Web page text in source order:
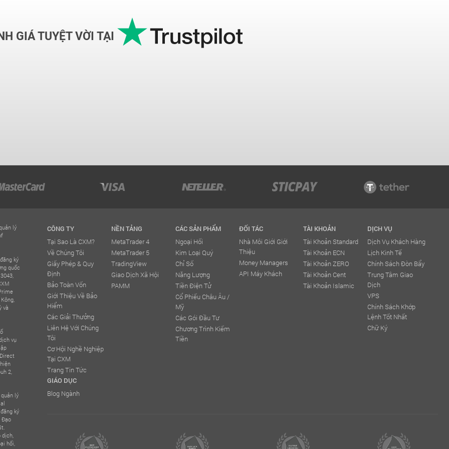
GIÁ TUYỆT VỜI TẠI
lý
ký
quốc
và
vụ
2,
lý
ký
Đạo
dịch,
hối,
CÔNG TY
Tại Sao Là CXM?
Về Chúng Tôi
Giấy Phép & Quy
Định
Bảo Toàn Vốn
Giới Thiệu Về Bảo
Hiểm
Các Giải Thưởng
Liên Hệ Với Chúng
Tôi
Cơ Hội Nghề Nghiệp
Tại CXM
Trang Tin Tức
NỀN TẢNG
MetaTrader 4
MetaTrader 5
TradingView
Giao Dịch Xã Hội
PAMM
CÁC SẢN PHẨM
Ngoại Hối
Kim Loại Quý
Chỉ Số
Năng Lượng
Tiền Điện Tử
Cổ Phiếu Châu Âu /
Mỹ
Các Gói Đầu Tư
Chương Trình Kiếm
Tiền
ĐỐI TÁC
Nhà Môi Giới Giới
Thiệu
Money Managers
API Máy Khách
TÀI KHOẢN
Tài Khoản Standard
Tài Khoản ECN
Tài Khoản ZERO
Tài Khoản Cent
Tài Khoản Islamic
DỊCH VỤ
Dịch Vụ Khách Hàng
Lịch Kinh Tế
Chính Sách Đòn Bẩy
Trung Tâm Giao
Dịch
VPS
Chính Sách Khớp
Lệnh Tốt Nhất
Chữ Ký
GIÁO DỤC
Blog Ngành